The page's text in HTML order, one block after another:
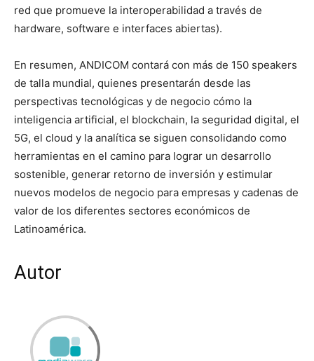
red que promueve la interoperabilidad a través de
hardware, software e interfaces abiertas).
En resumen, ANDICOM contará con más de 150 speakers
de talla mundial, quienes presentarán desde las
perspectivas tecnológicas y de negocio cómo la
inteligencia artificial, el blockchain, la seguridad digital, el
5G, el cloud y la analítica se siguen consolidando como
herramientas en el camino para lograr un desarrollo
sostenible, generar retorno de inversión y estimular
nuevos modelos de negocio para empresas y cadenas de
valor de los diferentes sectores económicos de
Latinoamérica.
Autor